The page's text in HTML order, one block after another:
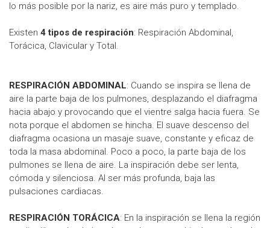
lo más posible por la nariz, es aire más puro y templado.
Existen 4 tipos de respiración: Respiración Abdominal,
Torácica, Clavicular y Total.
RESPIRACIÓN ABDOMINAL: Cuando se inspira se llena de
aire la parte baja de los pulmones, desplazando el diafragma
hacia abajo y provocando que el vientre salga hacia fuera. Se
nota porque el abdomen se hincha. El suave descenso del
diafragma ocasiona un masaje suave, constante y eficaz de
toda la masa abdominal. Poco a poco, la parte baja de los
pulmones se llena de aire. La inspiración debe ser lenta,
cómoda y silenciosa. Al ser más profunda, baja las
pulsaciones cardiacas.
RESPIRACIÓN TORÁCICA: En la inspiración se llena la región